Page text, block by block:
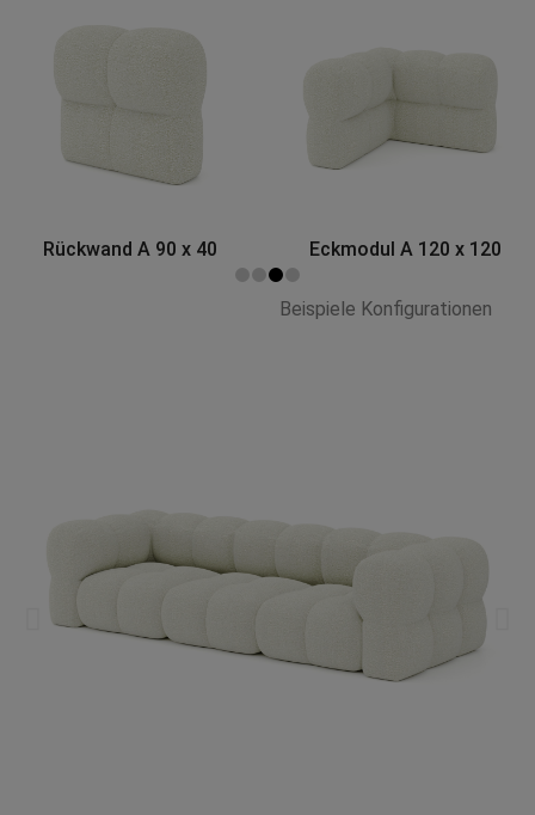
Eckmodul A 120 x 120 Base AX 90 x 90
Beispiele Konfigurationen